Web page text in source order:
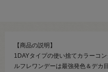
【商品の説明】
1DAYタイプの使い捨てカラーコン
ルフレワンデーは最強発色＆デカ